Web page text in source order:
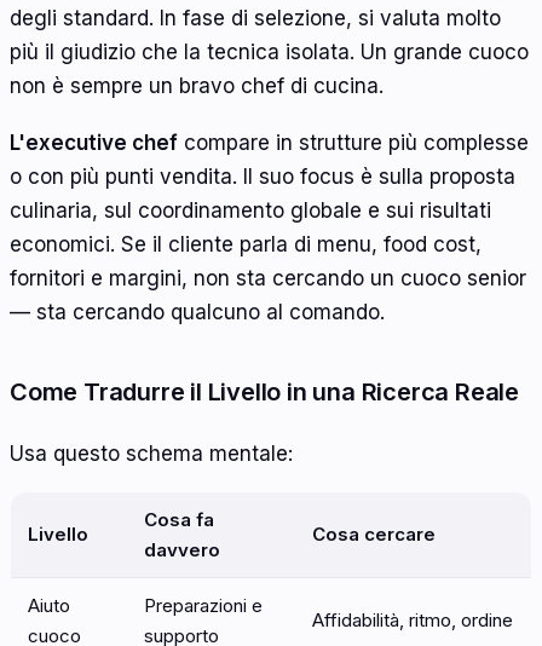
degli standard. In fase di selezione, si valuta molto
più il giudizio che la tecnica isolata. Un grande cuoco
non è sempre un bravo chef di cucina.
L'executive chef compare in strutture più complesse
o con più punti vendita. Il suo focus è sulla proposta
culinaria, sul coordinamento globale e sui risultati
economici. Se il cliente parla di menu, food cost,
fornitori e margini, non sta cercando un cuoco senior
— sta cercando qualcuno al comando.
Come Tradurre il Livello in una Ricerca Reale
Usa questo schema mentale:
Livello
Cosa fa
davvero
Cosa cercare
Aiuto
cuoco
Preparazioni e
supporto
Affidabilità, ritmo, ordine